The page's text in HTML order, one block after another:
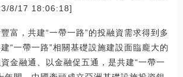
8/17 18:06:18]
富，共建“一帶一路”的投融資需求得到多
“一帶一路”相關基礎設施建設面臨龐大的
金融通、以金融促五通，是共建“一帶一